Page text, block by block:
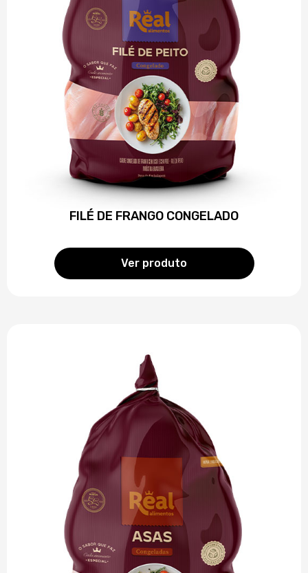
FILÉ DE FRANGO CONGELADO
Ver produto